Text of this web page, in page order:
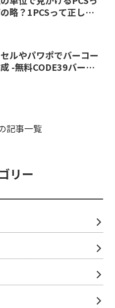
略？1PCSって正し
ルやパワポでバーコー
-無料CODE39バーコ
記事一覧
リー